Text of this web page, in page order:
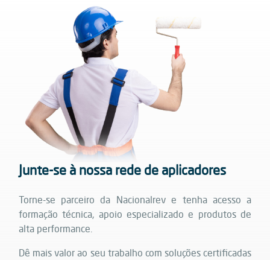
Junte-se à nossa rede de aplicadores
Torne-se parceiro da Nacionalrev e tenha acesso a
formação técnica, apoio especializado e produtos de
alta performance.
Dê mais valor ao seu trabalho com soluções certificadas